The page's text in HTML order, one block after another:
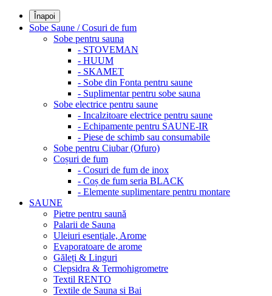
Înapoi
Sobe Saune / Cosuri de fum
Sobe pentru sauna
- STOVEMAN
- HUUM
- SKAMET
- Sobe din Fonta pentru saune
- Suplimentar pentru sobe sauna
Sobe electrice pentru saune
- Incalzitoare electrice pentru saune
- Echipamente pentru SAUNE-IR
- Piese de schimb sau consumabile
Sobe pentru Ciubar (Ofuro)
Coșuri de fum
- Cosuri de fum de inox
- Coș de fum seria BLACK
- Elemente suplimentare pentru montare
SAUNE
Pietre pentru saună
Palarii de Sauna
Uleiuri esențiale, Arome
Evaporatoare de arome
Găleți & Linguri
Clepsidra & Termohigrometre
Textil RENTO
Textile de Sauna si Bai